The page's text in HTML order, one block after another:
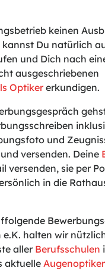
keinen
Du natürlich
und Dich nach
ausgeschriebenen
Optiker erkundigen.
und
versenden. Deine
versenden, sie per
in die
e.K. halten wir
aller Berufsschulen
aktuelle